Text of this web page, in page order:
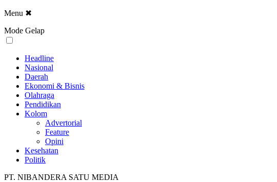
Menu ✖
Mode Gelap
Headline
Nasional
Daerah
Ekonomi & Bisnis
Olahraga
Pendidikan
Kolom
Advertorial
Feature
Opini
Kesehatan
Politik
PT. NIBANDERA SATU MEDIA